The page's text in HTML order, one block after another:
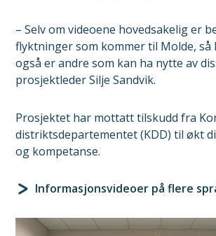
– Selv om videoene hovedsakelig er
flyktninger som kommer til Molde, så
også er andre som kan ha nytte av
prosjektleder Silje Sandvik.
Prosjektet har mottatt tilskudd fra
distriktsdepartementet (KDD) til økt
og kompetanse.
Informasjonsvideoer på flere